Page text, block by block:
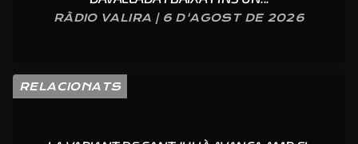
RÀDIO VALIRA | 6 D'AGOST DE 2026
RELACIONATS